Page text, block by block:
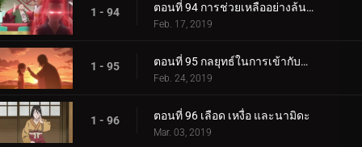
1 - 94 ตอนที่ 94 การช่วยเหลืออย่างล้นหลาม! แข่งกิน!
Feb. 17, 2019
1 - 95 ตอนที่ 95 กลยุทธ์ในการเข้ากับลูกสาวของคุณ
Feb. 24, 2019
1 - 96 ตอนที่ 96 เลือด เหงื่อ และนามิดะ
Mar. 03, 2019